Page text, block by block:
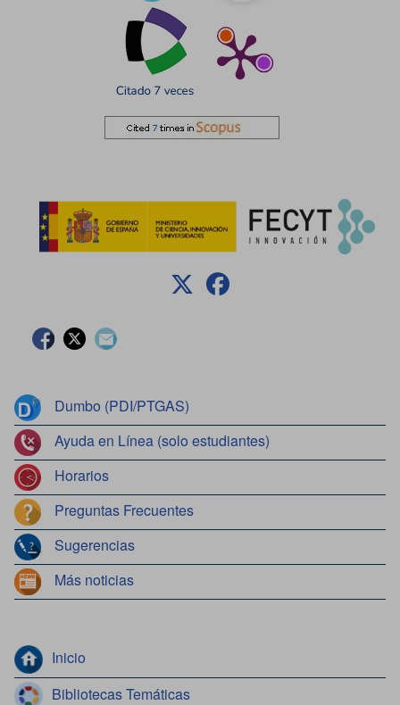
Inicio
Bibliotecas Temáticas
Dumbo (PDI/PTGAS)
Ayuda en Línea (solo estudiantes)
Horarios
Preguntas Frecuentes
Sugerencias
Más noticias
Facebook
Twitter